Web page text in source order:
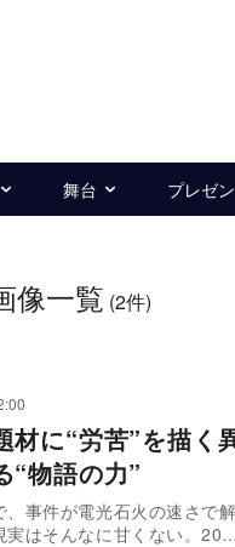
舞台 プレゼ
像一覧 (2件)
材に“労苦”を描
“物語の力”
、事件が電光石火の速さで
実はそんなに甘くない。